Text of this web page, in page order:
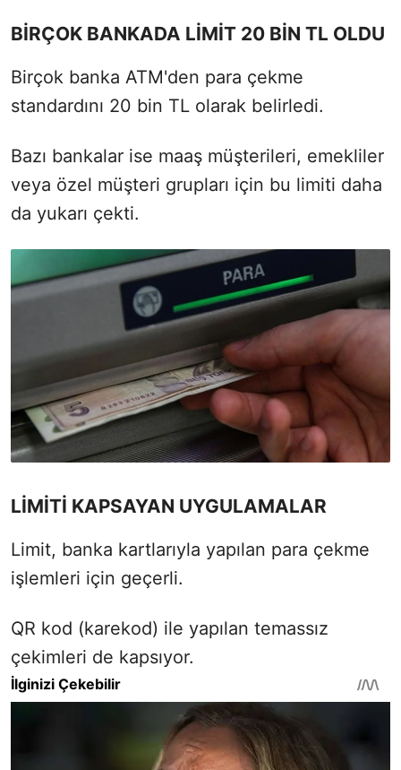
BİRÇOK BANKADA LİMİT 20 BİN TL OLDU
Birçok banka ATM'den para çekme
standardını 20 bin TL olarak belirledi.
Bazı bankalar ise maaş müşterileri, emekliler
veya özel müşteri grupları için bu limiti daha
da yukarı çekti.
LİMİTİ KAPSAYAN UYGULAMALAR
Limit, banka kartlarıyla yapılan para çekme
işlemleri için geçerli.
QR kod (karekod) ile yapılan temassız
çekimleri de kapsıyor.